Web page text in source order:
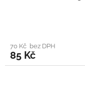
70 Kč bez DPH
85 Kč